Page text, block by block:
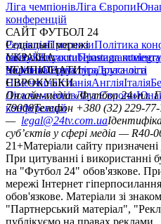
Ліга чемпіонівЛіга Європи
конференцій
САЙТ ФУТБОЛ 24
РедакціяПрогнозиПолітика
сайтуКонтактиПравила
політикаСтруктура власності
Соціальні мережі
facebookxyoutubeinstagram
УКРАЇНА
УкраїнаПерша лігаДруга ліга
ЧЕМПІОНАТИ
НімеччинаІспаніяАнгліяІталія
ЄВРОКУБКИ
Ліга чемпіонівЛіга Європи
конференцій
Онлайн-медіа «Футбол 24»пл.
79008Телефон +380 (32) 229-
— legal@24tv.com.ua
суб’єктів у сфері медіа — R40-
21+Матеріали сайту
При цитуванні і використанні
на "Футбол 24" обов'язкове.
мережі Інтернет
обов'язкове. Матеріали зі
"Партнерський матеріал",